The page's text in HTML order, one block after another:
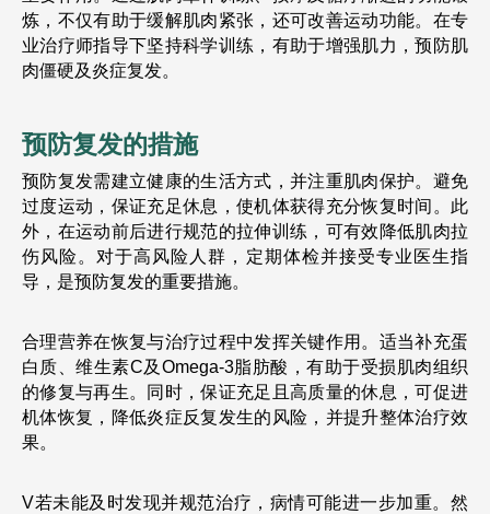
炼，不仅有助于缓解肌肉紧张，还可改善运动功能。在专
业治疗师指导下坚持科学训练，有助于增强肌力，预防肌
肉僵硬及炎症复发。
预防复发的措施
预防复发需建立健康的生活方式，并注重肌肉保护。避免
过度运动，保证充足休息，使机体获得充分恢复时间。此
外，在运动前后进行规范的拉伸训练，可有效降低肌肉拉
伤风险。对于高风险人群，定期体检并接受专业医生指
导，是预防复发的重要措施。
合理营养在恢复与治疗过程中发挥关键作用。适当补充蛋
白质、维生素C及Omega-3脂肪酸，有助于受损肌肉组织
的修复与再生。同时，保证充足且高质量的休息，可促进
机体恢复，降低炎症反复发生的风险，并提升整体治疗效
果。
V若未能及时发现并规范治疗，病情可能进一步加重。然